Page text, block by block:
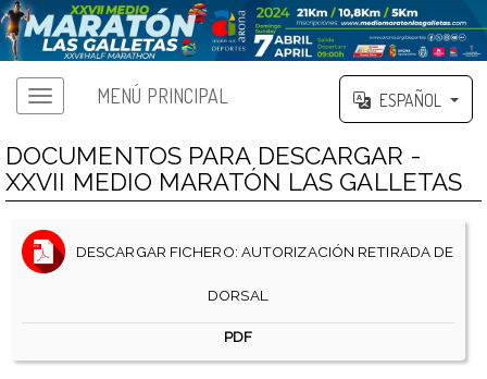
MENÚ PRINCIPAL ESPAÑOL
DOCUMENTOS PARA DESCARGAR -
XXVII MEDIO MARATÓN LAS GALLETAS
DESCARGAR FICHERO: AUTORIZACIÓN RETIRADA DE
DORSAL
PDF